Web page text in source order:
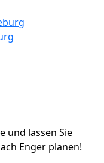
und lassen Sie
Enger planen!